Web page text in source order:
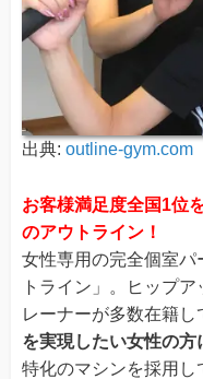
出典: outline-gym.com
お客様満足度全国1位
のアウトライン！
女性専用の完全個室パ
トライン」。ヒップ
レーナーが多数在籍し
を実現したい女性の
特化のマシンを採用し